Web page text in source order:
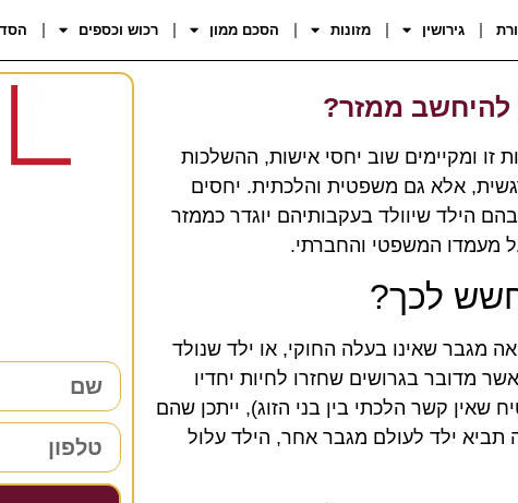
גירושין מזונות הסכם ממון רכוש וכספים
ממזר?
זו ומקיימים שוב יחסי אישות, ההשלכות
אלא גם משפטית והלכתית. יחסים
הילד שיוולד בעקבותיהם יוגדר כממזר
מעמדו המשפטי והחברתי.
לכך?
מגבר שאינו בעלה החוקי, או ילד שנולד
מדובר בגרושים שחזרו לחיות יחדיו
קשר הלכתי בין בני הזוג), ייתכן שהם
תביא ילד לעולם מגבר אחר, הילד עלול